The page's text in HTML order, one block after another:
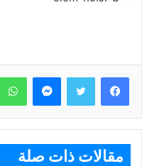
ماسنجر
مقالات ذات صلة